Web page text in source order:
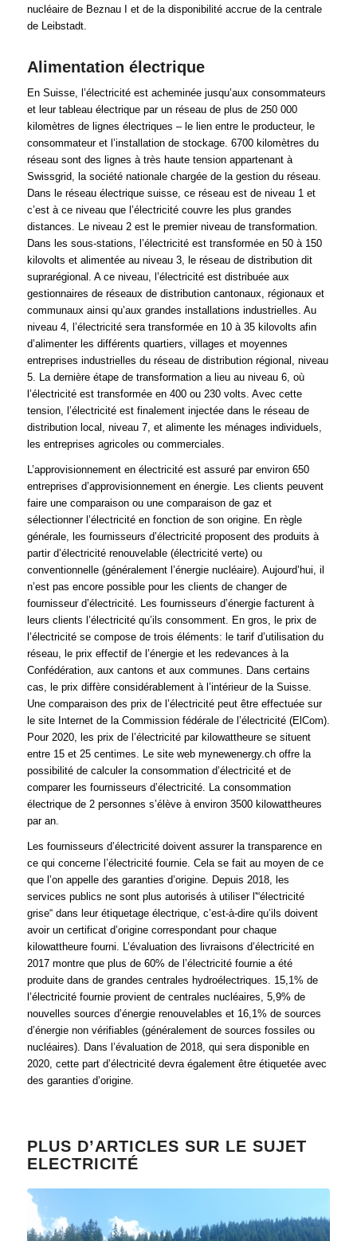
nucléaire de Beznau I et de la disponibilité accrue de la centrale
de Leibstadt.
Alimentation électrique
En Suisse, l’électricité est acheminée jusqu’aux consommateurs
et leur tableau électrique par un réseau de plus de 250 000
kilomètres de lignes électriques – le lien entre le producteur, le
consommateur et l’installation de stockage. 6700 kilomètres du
réseau sont des lignes à très haute tension appartenant à
Swissgrid, la société nationale chargée de la gestion du réseau.
Dans le réseau électrique suisse, ce réseau est de niveau 1 et
c’est à ce niveau que l’électricité couvre les plus grandes
distances. Le niveau 2 est le premier niveau de transformation.
Dans les sous-stations, l’électricité est transformée en 50 à 150
kilovolts et alimentée au niveau 3, le réseau de distribution dit
suprarégional. A ce niveau, l’électricité est distribuée aux
gestionnaires de réseaux de distribution cantonaux, régionaux et
communaux ainsi qu’aux grandes installations industrielles. Au
niveau 4, l’électricité sera transformée en 10 à 35 kilovolts afin
d’alimenter les différents quartiers, villages et moyennes
entreprises industrielles du réseau de distribution régional, niveau
5. La dernière étape de transformation a lieu au niveau 6, où
l’électricité est transformée en 400 ou 230 volts. Avec cette
tension, l’électricité est finalement injectée dans le réseau de
distribution local, niveau 7, et alimente les ménages individuels,
les entreprises agricoles ou commerciales.
L’approvisionnement en électricité est assuré par environ 650
entreprises d’approvisionnement en énergie. Les clients peuvent
faire une comparaison ou une comparaison de gaz et
sélectionner l’électricité en fonction de son origine. En règle
générale, les fournisseurs d’électricité proposent des produits à
partir d’électricité renouvelable (électricité verte) ou
conventionnelle (généralement l’énergie nucléaire). Aujourd’hui, il
n’est pas encore possible pour les clients de changer de
fournisseur d’électricité. Les fournisseurs d’énergie facturent à
leurs clients l’électricité qu’ils consomment. En gros, le prix de
l’électricité se compose de trois éléments: le tarif d’utilisation du
réseau, le prix effectif de l’énergie et les redevances à la
Confédération, aux cantons et aux communes. Dans certains
cas, le prix diffère considérablement à l’intérieur de la Suisse.
Une comparaison des prix de l’électricité peut être effectuée sur
le site Internet de la Commission fédérale de l’électricité (ElCom).
Pour 2020, les prix de l’électricité par kilowattheure se situent
entre 15 et 25 centimes. Le site web mynewenergy.ch offre la
possibilité de calculer la consommation d’électricité et de
comparer les fournisseurs d’électricité. La consommation
électrique de 2 personnes s’élève à environ 3500 kilowattheures
par an.
Les fournisseurs d’électricité doivent assurer la transparence en
ce qui concerne l’électricité fournie. Cela se fait au moyen de ce
que l’on appelle des garanties d’origine. Depuis 2018, les
services publics ne sont plus autorisés à utiliser l'“électricité
grise“ dans leur étiquetage électrique, c’est-à-dire qu’ils doivent
avoir un certificat d’origine correspondant pour chaque
kilowattheure fourni. L’évaluation des livraisons d’électricité en
2017 montre que plus de 60% de l’électricité fournie a été
produite dans de grandes centrales hydroélectriques. 15,1% de
l’électricité fournie provient de centrales nucléaires, 5,9% de
nouvelles sources d’énergie renouvelables et 16,1% de sources
d’énergie non vérifiables (généralement de sources fossiles ou
nucléaires). Dans l’évaluation de 2018, qui sera disponible en
2020, cette part d’électricité devra également être étiquetée avec
des garanties d’origine.
PLUS D’ARTICLES SUR LE SUJET
ELECTRICITÉ